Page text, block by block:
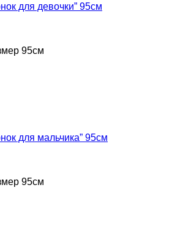
для девочки” 95см
95см
для мальчика” 95см
95см